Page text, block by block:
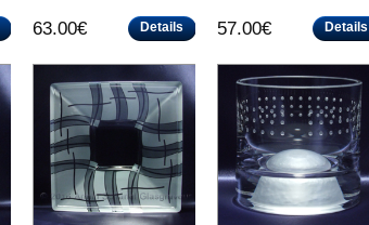
63.00€ Details 57.00€ Details